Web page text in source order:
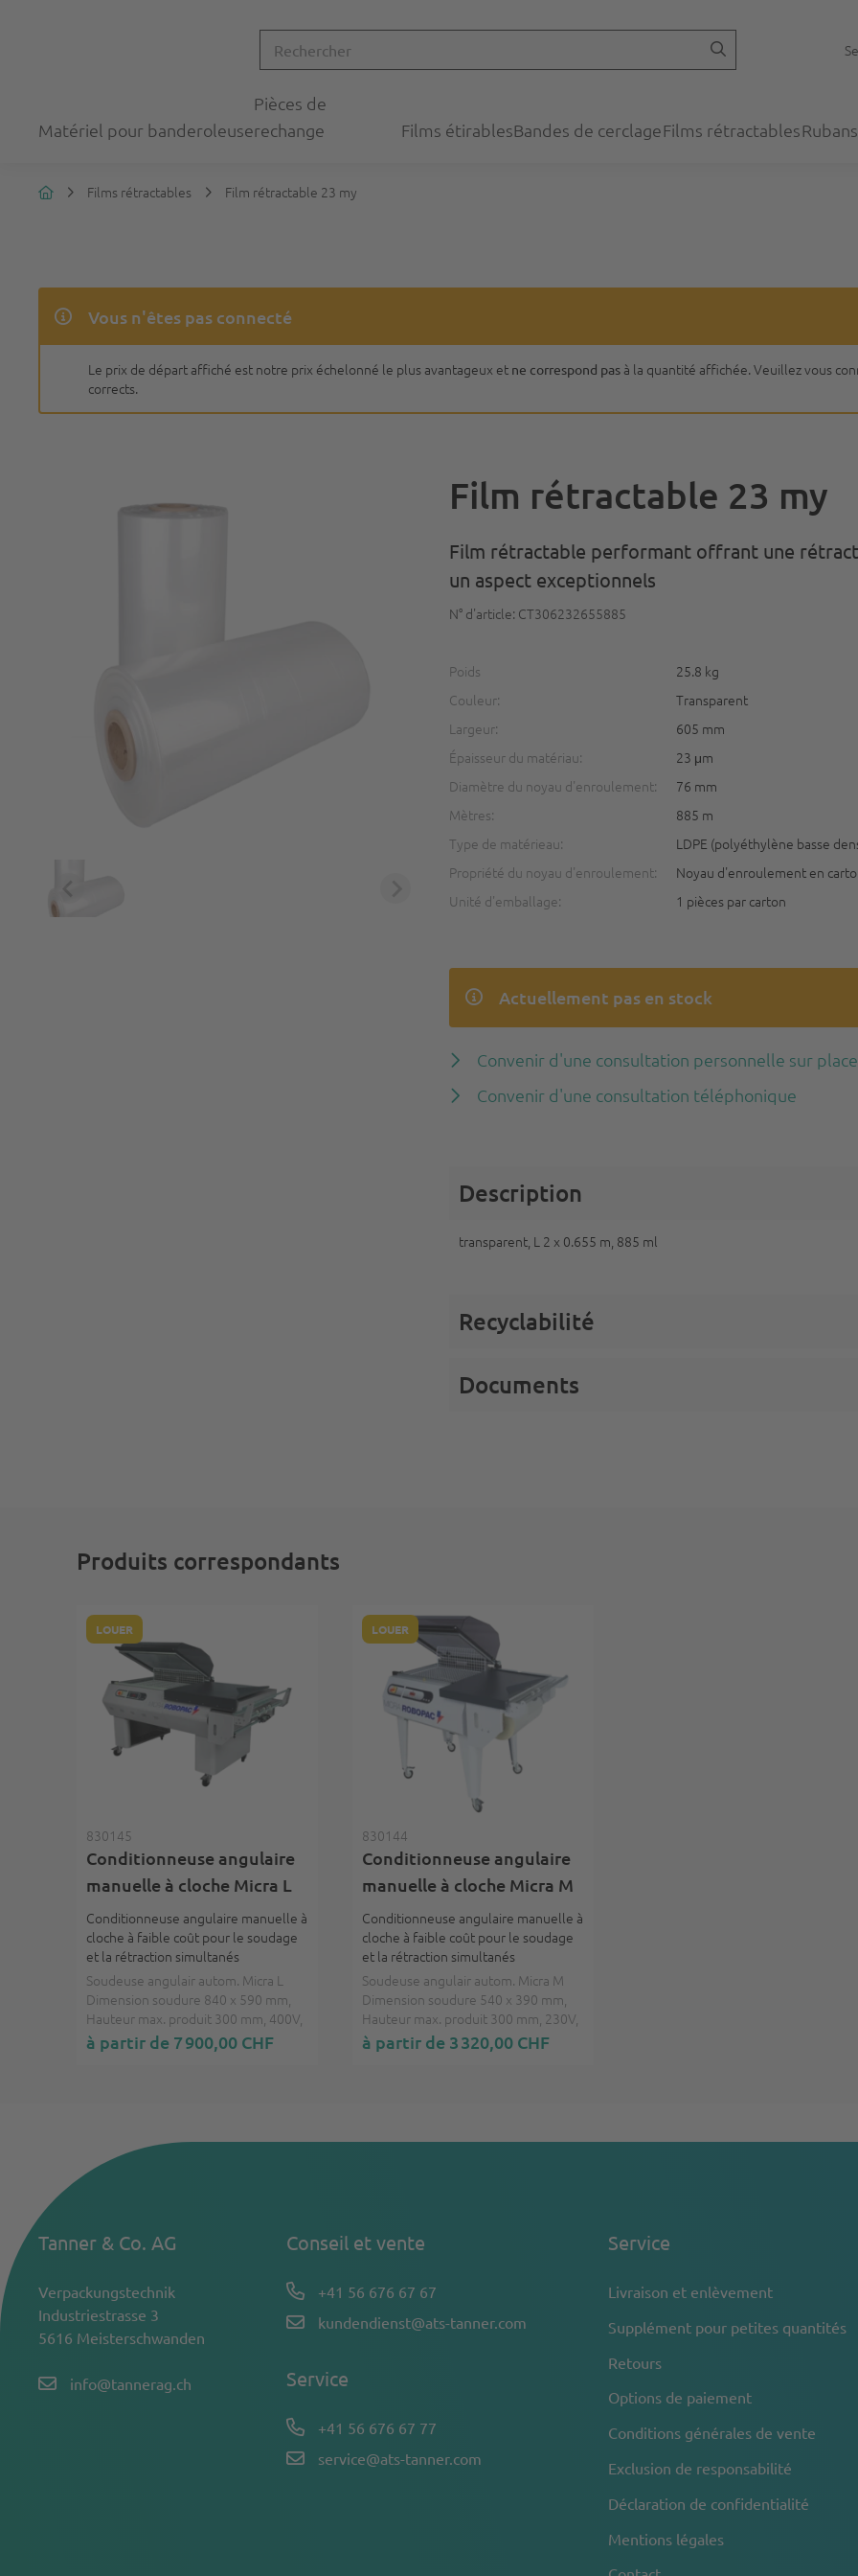
Matériel pour banderoleuse
Pièces de
rechange
Films étirablesBandes de cerclageFilms rétractables
Films rétractables Film rétractable 23 my
Vous n'êtes pas connecté
Le prix de départ affiché est notre prix échelonné le plus avantageux et ne correspond pas à la quantité affichée. Veuillez vous
corrects.
Film rétractable 23 my
Film rétractable performant offrant une
un aspect exceptionnels
N° d'article: CT306232655885
Poids
25.8 kg
Couleur:
Transparent
Largeur:
605 mm
Épaisseur du matériau:
23 μm
Diamètre du noyau d'enroulement:
76 mm
Mètres:
885 m
Type de matérieau:
LDPE (polyéthylène basse
Propriété du noyau d'enroulement:
Noyau d'enroulement en
Unité d'emballage:
1 pièces par carton
Actuellement pas en stock
Convenir d'une consultation personnelle sur place
Convenir d'une consultation téléphonique
Description
transparent, L 2 x 0.655 m, 885 ml
Recyclabilité
Documents
Produits correspondants
LOUER
830145
Conditionneuse angulaire
manuelle à cloche Micra L
Conditionneuse angulaire manuelle à
cloche à faible coût pour le soudage
et la rétraction simultanés
Soudeuse angulair autom. Micra L
Dimension soudure 840 x 590 mm,
Hauteur max. produit 300 mm, 400V,
3Ph, 50/60 Hz
à partir de 7 900,00 CHF
LOUER
830144
Conditionneuse angulaire
manuelle à cloche Micra M
Conditionneuse angulaire manuelle à
cloche à faible coût pour le soudage
et la rétraction simultanés
Soudeuse angulair autom. Micra M
Dimension soudure 540 x 390 mm,
Hauteur max. produit 300 mm, 230V,
1Ph, 50/60 Hz
à partir de 3 320,00 CHF
Tanner & Co. AG
Verpackungstechnik
Industriestrasse 3
5616 Meisterschwanden
info@tannerag.ch
Conseil et vente
+41 56 676 67 67
kundendienst@ats-tanner.com
Service
+41 56 676 67 77
service@ats-tanner.com
Service
Livraison et enlèvement
Supplément pour petites quantités
Retours
Options de paiement
Conditions générales de vente
Exclusion de responsabilité
Déclaration de confidentialité
Mentions légales